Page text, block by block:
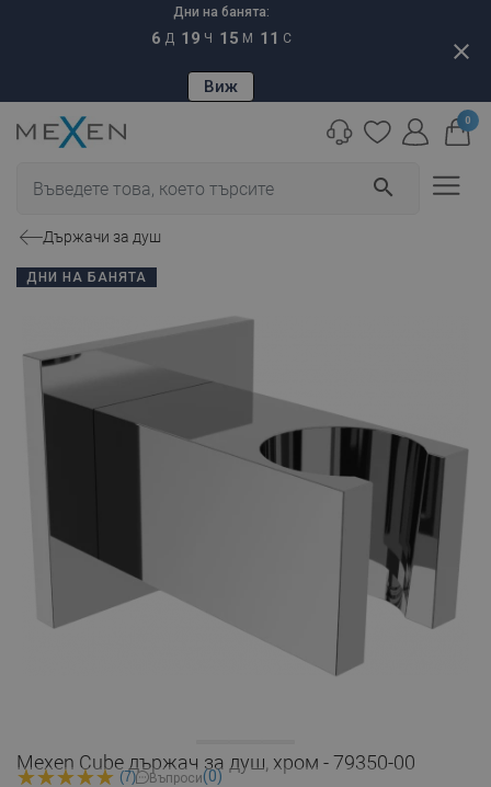
Дни на банята:
6 Д 19 Ч 15 М 10 С
Виж
close
search
0
Държачи за душ
ДНИ НА БАНЯТА
Mexen Cube държач за душ, хром - 79350-00
(7) Въпроси(0)